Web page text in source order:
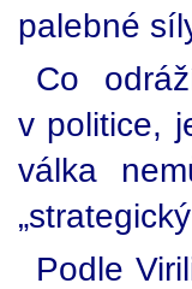
palebné
Co
v politice,
válka
Podle